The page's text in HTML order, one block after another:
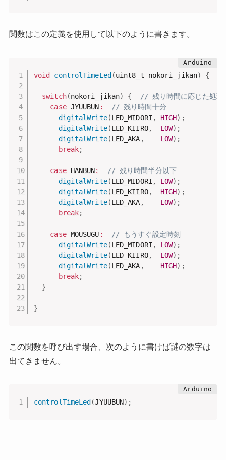
関数はこの定義を使用して以下のように書きます。
void controlTimeLed(uint8_t nokori_jikan) {
switch(nokori_jikan) {
// 残り時間に応じた処理
case JYUUBUN :
// 残り時間十分
digitalWrite(LED_MIDORI , HIGH) ;
digitalWrite(LED_KIIRO, LOW) ;
digitalWrite(LED_AKA , LOW) ;
break;
case HANBUN:
// 残り時間半分以下
digitalWrite(LED_MIDORI , LOW) ;
digitalWrite(LED_KIIRO, HIGH) ;
digitalWrite(LED_AKA , LOW) ;
break;
case MOUSUGU :
// もうすぐ設定時刻
digitalWrite(LED_MIDORI , LOW) ;
digitalWrite(LED_KIIRO, LOW) ;
digitalWrite(LED_AKA , HIGH) ;
break;
}
}
この関数を呼び出す場合、次のように書けば謎の数字は
出てきません。
controlTimeLed(JYUUBUN) ;